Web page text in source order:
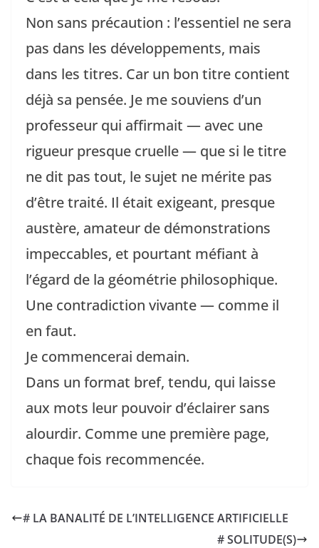
Non sans précaution : l’essentiel ne sera
pas dans les développements, mais
dans les titres. Car un bon titre contient
déjà sa pensée. Je me souviens d’un
professeur qui affirmait — avec une
rigueur presque cruelle — que si le titre
ne dit pas tout, le sujet ne mérite pas
d’être traité. Il était exigeant, presque
austère, amateur de démonstrations
impeccables, et pourtant méfiant à
l’égard de la géométrie philosophique.
Une contradiction vivante — comme il
en faut.
Je commencerai demain.
Dans un format bref, tendu, qui laisse
aux mots leur pouvoir d’éclairer sans
alourdir. Comme une première page,
chaque fois recommencée.
# LA BANALITÉ DE L’INTELLIGENCE ARTIFICIELLE
# SOLITUDE(S)